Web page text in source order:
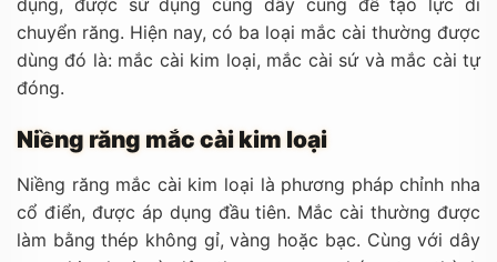
chuyển răng. Hiện nay, có ba loại mắc cài thường được
dùng đó là: mắc cài kim loại, mắc cài sứ và mắc cài tự
đóng.
Niềng răng mắc cài kim loại
Niềng răng mắc cài kim loại là phương pháp chỉnh nha
cổ điển, được áp dụng đầu tiên. Mắc cài thường được
làm bằng thép không gỉ, vàng hoặc bạc. Cùng với dây